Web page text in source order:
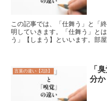
この記事では、「仕舞う」と「
明していきます。「仕舞う」と
う」【しまう】といいます。部
言葉の違い【2語】
「
分